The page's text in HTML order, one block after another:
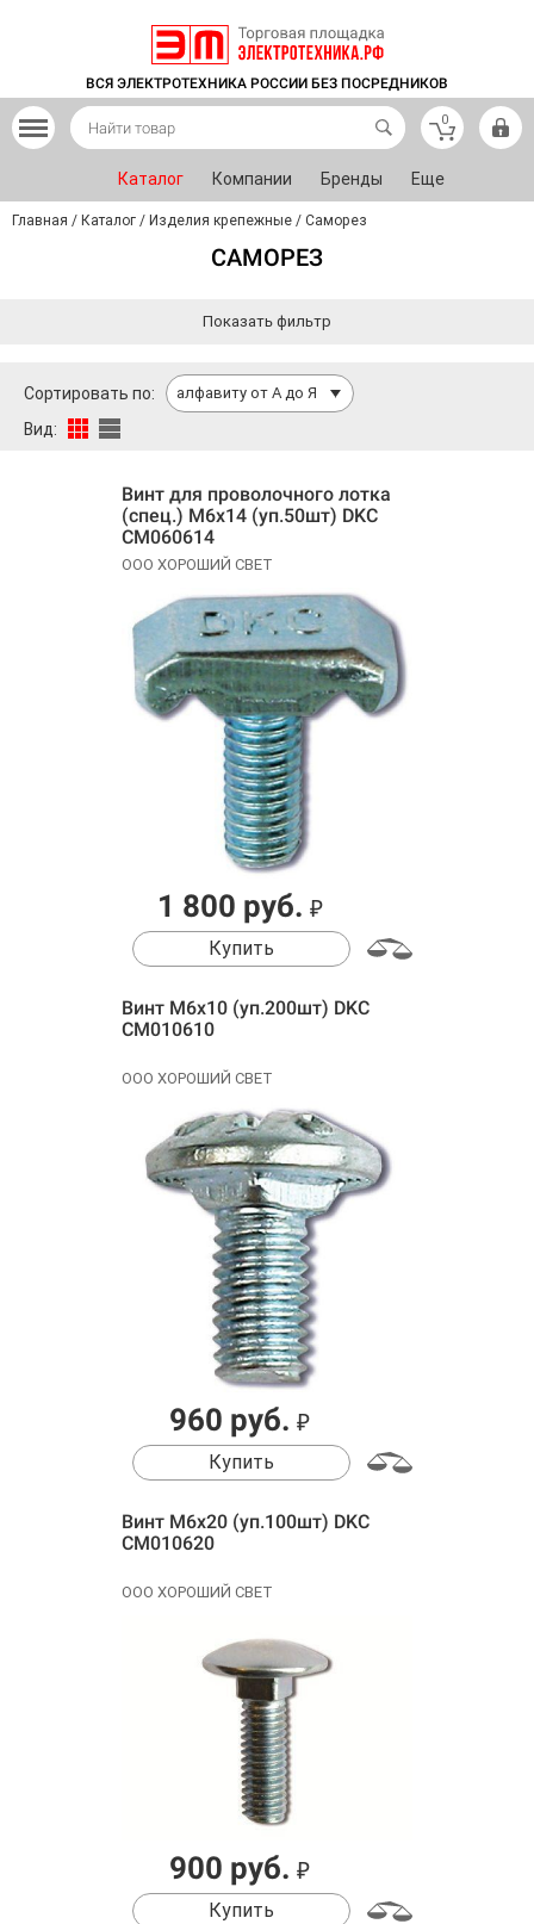
ВСЯ ЭЛЕКТРОТЕХНИКА РОССИИ БЕЗ ПОСРЕДНИКОВ
0
Каталог Компании Бренды Еще
Главная / Каталог / Изделия крепежные / Саморез
САМОРЕЗ
Показать фильтр
Сортировать по: алфавиту от А до Я
Вид:
Винт для проволочного лотка
(спец.) М6х14 (уп.50шт) DKC
CM060614
ООО ХОРОШИЙ СВЕТ
1 800 руб. ₽
Купить
Винт М6х10 (уп.200шт) DKC
CM010610
ООО ХОРОШИЙ СВЕТ
960 руб. ₽
Купить
Винт М6х20 (уп.100шт) DKC
CM010620
ООО ХОРОШИЙ СВЕТ
900 руб. ₽
Купить